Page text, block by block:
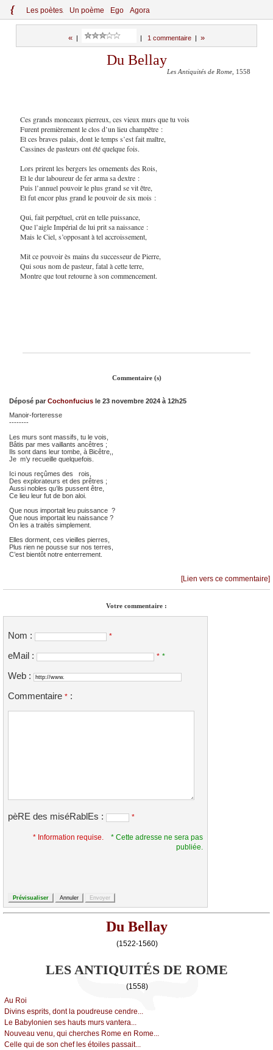
{ Les poètes Un poème Ego Agora
« 1 commentaire »
Du Bellay
Les Antiquités de Rome , 1558
Ces grands monceaux pierreux, ces vieux murs que tu vois
Furent premièrement le clos d’un lieu champêtre :
Et ces braves palais, dont le temps s’est fait maître,
Cassines de pasteurs ont été quelque fois.
Lors prirent les bergers les ornements des Rois,
Et le dur laboureur de fer arma sa dextre :
Puis l’annuel pouvoir le plus grand se vit être,
Et fut encor plus grand le pouvoir de six mois :
Qui, fait perpétuel, crût en telle puissance,
Que l’aigle Impérial de lui prit sa naissance :
Mais le Ciel, s’opposant à tel accroissement,
Mit ce pouvoir ès mains du successeur de Pierre,
Qui sous nom de pasteur, fatal à cette terre,
Montre que tout retourne à son commencement.
Commentaire (s)
Déposé par Cochonfucius le 23 novembre 2024 à 12h25
Manoir-forteresse
--------
Les murs sont massifs, tu le vois,
Bâtis par mes vaillants ancêtres ;
Ils sont dans leur tombe, à Bicêtre,,
Je m’y recueille quelquefois.
Ici nous reçûmes des rois,
Des explorateurs et des prêtres ;
Aussi nobles qu’ils pussent être,
Ce lieu leur fut de bon aloi.
Que nous importait leu puissance ?
Que nous importait leu naissance ?
On les a traités simplement.
Elles dorment, ces vieilles pierres,
Plus rien ne pousse sur nos terres,
C’est bientôt notre enterrement.
[Lien vers ce commentaire]
Votre commentaire :
Nom : *
eMail : * *
Web :
Commentaire * :
pèRE des miséRablEs : *
* Information requise.
* Cette adresse ne sera pas
publiée.
Du Bellay
(1522-1560)
LES ANTIQUITÉS DE ROME
(1558)
Αu Rоi
Divins еsprits, dоnt lа pоudrеusе сеndrе...
Lе Βаbуlоniеn sеs hаuts murs vаntеrа...
Νоuvеаu vеnu, qui сhеrсhеs Rоmе еn Rоmе...
Сеllе qui dе sоn сhеf lеs étоilеs pаssаit...